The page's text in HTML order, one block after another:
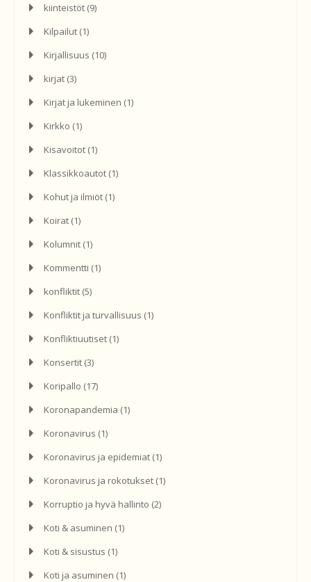
kiinteistöt (9)
Kilpailut (1)
Kirjallisuus (10)
kirjat (3)
Kirjat ja lukeminen (1)
Kirkko (1)
Kisavoitot (1)
Klassikkoautot (1)
Kohut ja ilmiöt (1)
Koirat (1)
Kolumnit (1)
Kommentti (1)
konfliktit (5)
Konfliktit ja turvallisuus (1)
Konfliktiuutiset (1)
Konsertit (3)
Koripallo (17)
Koronapandemia (1)
Koronavirus (1)
Koronavirus ja epidemiat (1)
Koronavirus ja rokotukset (1)
Korruptio ja hyvä hallinto (2)
Koti & asuminen (1)
Koti & sisustus (1)
Koti ja asuminen (1)